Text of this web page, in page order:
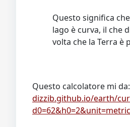
Questo significa
lago è curva, il che
volta che la Terra è
Questo calcolatore mi da:
dizzib.github.io/earth/
d0=62&h0=2&unit=metric